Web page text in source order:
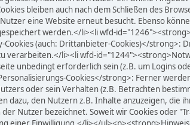
bleiben auch nach dem Schließen des
eine Website erneut besucht. Ebenso
werden.</li><li wfd-
(auch: Drittanbieter-Cookies)</strong>:
li><li wfd-
unbedingt erforderlich sein (z.B. um Logins
Cookies</strong>: Ferner
oder sein Verhalten (z.B. Betrachten
dazu, den Nutzern z.B. Inhalte anzuzeigen,
Nutzer bezeichnet. Soweit wir Cookies oder